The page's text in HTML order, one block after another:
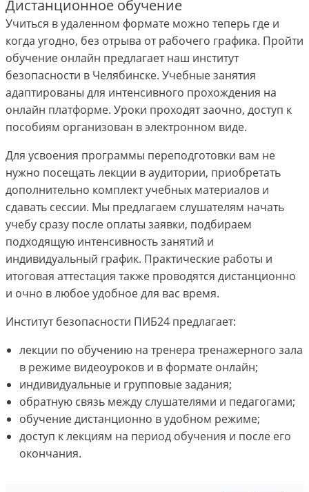
Дистанционное обучение
Учиться в удаленном формате можно теперь где и
когда угодно, без отрыва от рабочего графика. Пройти
обучение онлайн предлагает наш институт
безопасности в Челябинске. Учебные занятия
адаптированы для интенсивного прохождения на
онлайн платформе. Уроки проходят заочно, доступ к
пособиям организован в электронном виде.
Для усвоения программы переподготовки вам не
нужно посещать лекции в аудитории, приобретать
дополнительно комплект учебных материалов и
сдавать сессии. Мы предлагаем слушателям начать
учебу сразу после оплаты заявки, подбираем
подходящую интенсивность занятий и
индивидуальный график. Практические работы и
итоговая аттестация также проводятся дистанционно
и очно в любое удобное для вас время.
Институт безопасности ПИБ24 предлагает:
лекции по обучению на тренера тренажерного зала
в режиме видеоуроков и в формате онлайн;
индивидуальные и групповые задания;
обратную связь между слушателями и педагогами;
обучение дистанционно в удобном режиме;
доступ к лекциям на период обучения и после его
окончания.